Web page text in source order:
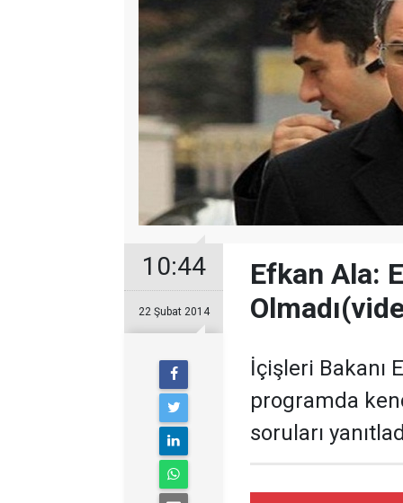
10:44
22 Şubat 2014
Efkan Ala:
İçişleri Bakanı
programda
soruları